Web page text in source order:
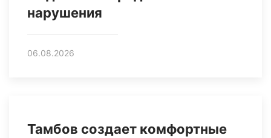
нарушения
06.08.2026
Тамбов создает комфортные